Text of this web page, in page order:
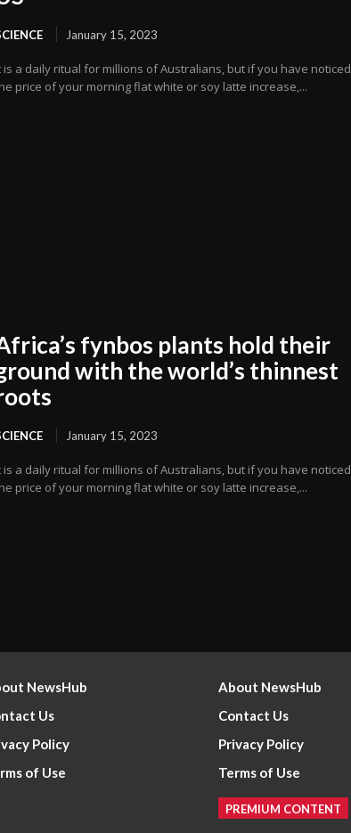
January 15, 2023
is a daily ritual for millions of Australians, but if you have noticed
price of your morning flat white or soy latte increase,...
fynbos plants hold their
with the world’s thinnest
January 15, 2023
is a daily ritual for millions of Australians, but if you have noticed
price of your morning flat white or soy latte increase,...
NewsHub
Us
Policy
of Use
About NewsHub
Contact Us
Privacy Policy
Terms of Use
PREMIUM CONTENT